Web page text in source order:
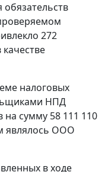
272
налоговых
НПД
сумму 58 111 110
являлось ООО
в ходе